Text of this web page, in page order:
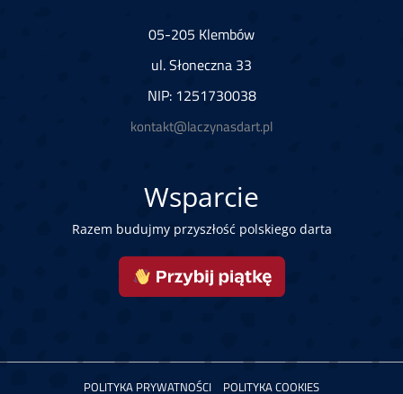
05-205 Klembów
ul. Słoneczna 33
NIP: 1251730038
kontakt@laczynasdart.pl
Wsparcie
Razem budujmy przyszłość polskiego darta
POLITYKA PRYWATNOŚCI POLITYKA COOKIES